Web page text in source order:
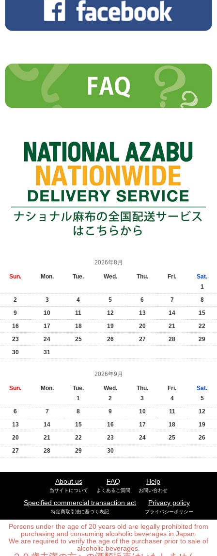
2026年8月
Sun. Mon. Tue. Wed. Thu. Fri.
Sat.
1
2
3 4 5 6 7
8
9
10 11 12 13 14
15
16
17 18 19 20 21
22
23
24 25 26 27 28
29
30
31
2026年9月
Sun. Mon. Tue. Wed. Thu. Fri.
Sat.
1
2 3 4
5
6
7 8 9 10 11
12
13
14 15 16 17 18
19
20
21 22 23 24 25
26
27
28 29 30
About us
当サイトについて
FAQ
よくあるご質問
Help
お問い合わせ
Specified commercial transaction act
特定商取引法に基づく表記
Privacy policy
プライバシーポリシー
Persons under the age of 20 years old are legally prohibited from
purchasing and consuming alcoholic beverages in Japan.
We are required to verify the age of the purchaser prior to sale of
alcoholic beverages.